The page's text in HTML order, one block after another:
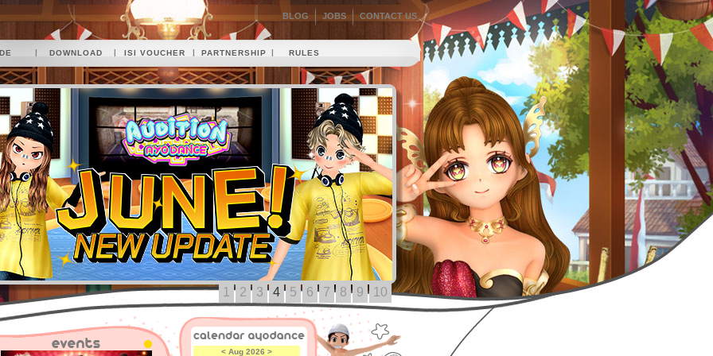
BLOG JOBS CONTACT US
| DOWNLOAD | ISI VOUCHER | PARTNERSHIP | RULES
1 2 3 4 5 6 7 8 9 10
< Aug 2026 >